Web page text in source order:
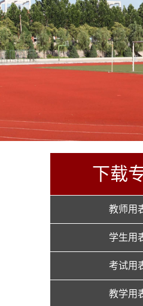
下载
教师用
学生用
考试用
教学用